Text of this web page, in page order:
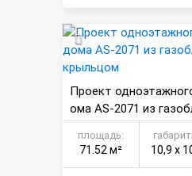
Проект
ома AS-2071 из
площадь:
71.52 м² 10,9 х